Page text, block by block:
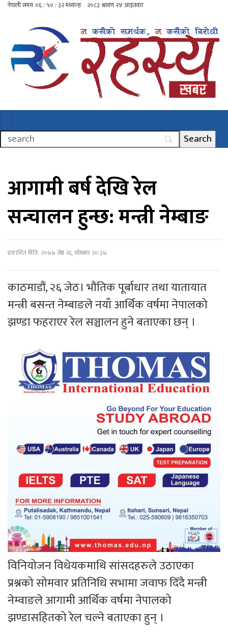
आगामी बर्ष देखि रेल
सन्चालन हुन्छ: मन्त्री नेम्बाङ
प्रकाशित मिति: २०७७ जेष्ठ २६, सोमबार २०:३७
काठमाडौं, २६ जेठ। भौतिक पूर्बाधार तथा यातायात
मन्त्री बसन्त नेम्बाङले नयाँ आर्थिक वर्षमा नेपालको
झण्डा फहराएर रेल सञ्चालन हुने बताएका छन् ।
विनियोजन विधेयकमाथि सांसदहरुले उठाएका
प्रश्नको सोमवार प्रतिनिधि सभामा जवाफ दिँदै मन्त्री
नेम्वाङले आगामी आर्थिक वर्षमा नेपालको
झण्डासहितको रेल चल्ने बताएका हुन् ।